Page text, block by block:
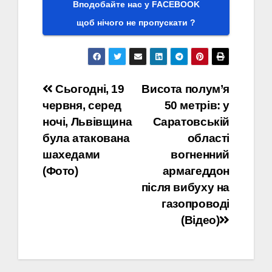
Вподобайте нас у FACEBOOK
щоб нічого не пропускати ?
Навігація
записів
Висота полум’я
50 метрів: у
Саратовській
області
вогненний
армагеддон
після вибуху на
газопроводі
(Відео)
Сьогодні, 19
червня, серед
ночі, Львівщина
була атакована
шахедами
(Фото)